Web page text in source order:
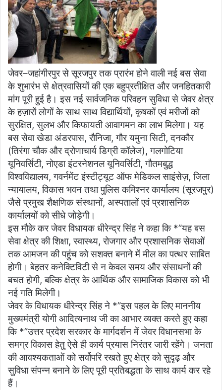
जेवर–जहांगीरपुर से सूरजपुर तक प्रारंभ होने वाली नई बस सेवा
के शुभारंभ से क्षेत्रवासियों की एक बहुप्रतीक्षित और जनहितकारी
मांग पूरी हुई है। इस नई सार्वजनिक परिवहन सुविधा से जेवर क्षेत्र
के हज़ारों लोगों के साथ साथ विद्यार्थियों, कृषकों एवं मरीजों को
सुरक्षित, सुलभ और किफायती आवागमन का लाभ मिलेगा। यह
बस सेवा खेडा अंडरपास, रौनिजा, गौर यमुना सिटी, दनकौर
(तिरंगा चौक और द्रोणाचार्य डिग्री कॉलेज), गलगोटिया
यूनिवर्सिटी, नोएडा इंटरनेशनल यूनिवर्सिटी, गौतमबुद्ध
विश्वविद्यालय, गवर्नमेंट इंस्टीट्यूट ऑफ मेडिकल साइंसेज़, जिला
न्यायालय, विकास भवन तथा पुलिस कमिश्नर कार्यालय (सूरजपुर)
जैसे प्रमुख शैक्षणिक संस्थानों, अस्पतालों एवं प्रशासनिक
कार्यालयों को सीधे जोड़ेगी।
इस मौके कर जेवर विधायक धीरेन्द्र सिंह ने कहा कि *”यह बस
सेवा क्षेत्र की शिक्षा, स्वास्थ्य, रोजगार और प्रशासनिक सेवाओं
तक आमजन की पहुंच को सशक्त बनाने में मील का पत्थर साबित
होगी। बेहतर कनेक्टिविटी से न केवल समय और संसाधनों की
बचत होगी, बल्कि क्षेत्र के आर्थिक और सामाजिक विकास को भी
नई गति मिलेगी।
जेवर के विधायक धीरेन्द्र सिंह ने *”इस पहल के लिए माननीय
मुख्यमंत्री योगी आदित्यनाथ जी का आभार व्यक्त करते हुए कहा
कि *”उत्तर प्रदेश सरकार के मार्गदर्शन में जेवर विधानसभा के
समग्र विकास हेतु ऐसे ही कार्य प्रयास निरंतर जारी रहेंगे। जनता
की आवश्यकताओं को सर्वोपरि रखते हुए क्षेत्र को सुदृढ़ और
सुविधा संपन्न बनाने के लिए पूरी प्रतिबद्धता के साथ कार्य कर रहे
हैं।